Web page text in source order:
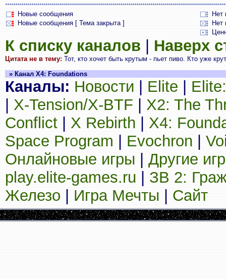
Новые сообщения
Нет
Новые сообщения [ Тема закрыта ]
Нет
К списку каналов Наверх
Цитата не в тему: Тот, кто хочет быть крутым - пьет пиво. Кто уже
» Канал X4: Foundations
Каналы: Новости Elite
X-Tension/X-BTF
X2: The
Conflict
X Rebirth
X4:
Space Program
Evochron
Онлайновые игры
Другие
play.elite-games.ru
ЗВ 2:
Железо
Игра Мечты Сайт